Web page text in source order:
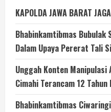
KAPOLDA JAWA BARAT
Bhabinkamtibmas Bubulak
Dalam Upaya Pererat Tali
Unggah Konten
Cimahi Terancam 12 Tahun
Bhabinkamtibmas